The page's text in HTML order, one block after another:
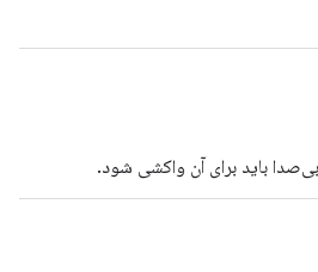
باید برای آن واکشی شود.